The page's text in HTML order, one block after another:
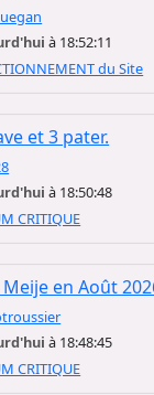
à 18:52:11
du Site
et 3 pater.
à 18:50:48
CRITIQUE
Meije en Août
à 18:48:45
CRITIQUE